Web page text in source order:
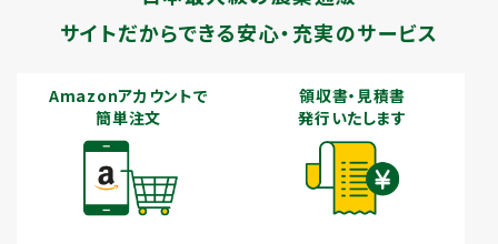
サイトだからできる安心・充実のサービス
Amazonアカウントで
簡単注文
領収書・見積書
発行いたします